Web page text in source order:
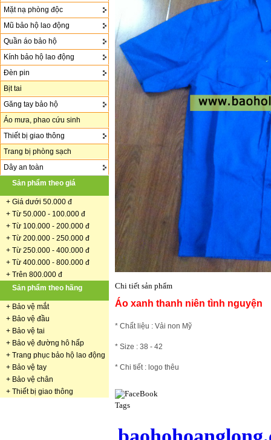
Mặt nạ phòng độc
Mũ bảo hộ lao động
Quần áo bảo hộ
Kính bảo hộ lao động
Đèn pin
Bịt tai
Găng tay bảo hộ
Áo mưa, phao cứu sinh
Thiết bị giao thông
Trang bị phòng sạch
Dây an toàn
Sản phẩm theo giá
+ Giá dưới 50.000 đ
+ Từ 50.000 - 100.000 đ
+ Từ 100.000 - 200.000 đ
+ Từ 200.000 - 250.000 đ
+ Từ 250.000 - 400.000 đ
+ Từ 400.000 - 800.000 đ
+ Trên 800.000 đ
Sản phẩm theo hãng
+ Bảo vệ mắt
+ Bảo vệ đầu
+ Bảo vệ tai
+ Bảo vệ đường hô hấp
+ Trang phục bảo hộ lao động
+ Bảo vệ tay
+ Bảo vệ chân
+ Thiết bị giao thông
Chi tiết sản phẩm
Áo xanh thanh niên tình nguyện
* Chất liệu : Vải non Mỹ
* Size : 38 - 42
* Chi tiết : logo thêu
Tags